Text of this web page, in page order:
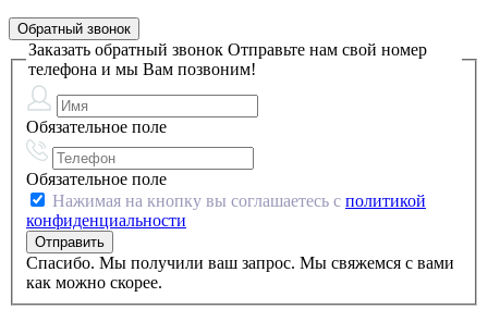
Обратный звонок
Заказать обратный звонок Отправьте нам свой номер
телефона и мы Вам позвоним!
Обязательное поле
Обязательное поле
Нажимая на кнопку вы соглашаетесь с политикой
конфиденциальности
Спасибо. Мы получили ваш запрос. Мы свяжемся с вами
как можно скорее.